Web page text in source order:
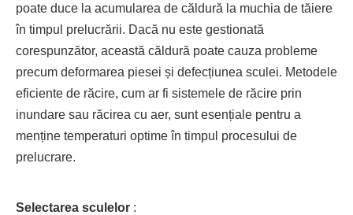
poate duce la acumularea de căldură la muchia de tăiere
în timpul prelucrării. Dacă nu este gestionată
corespunzător, această căldură poate cauza probleme
precum deformarea piesei și defecțiunea sculei. Metodele
eficiente de răcire, cum ar fi sistemele de răcire prin
inundare sau răcirea cu aer, sunt esențiale pentru a
menține temperaturi optime în timpul procesului de
prelucrare.
Selectarea sculelor :